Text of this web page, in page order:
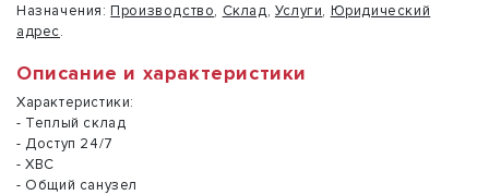
Назначения: Производство, Склад, Услуги, Юридический
адрес.
Описание и характеристики
Характеристики:
- Теплый склад
- Доступ 24/7
- ХВС
- Общий санузел